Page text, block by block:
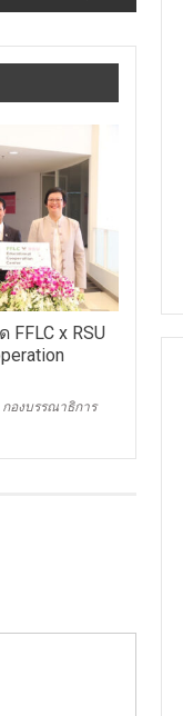
FFLC x RSU
กองบรรณาธิการ